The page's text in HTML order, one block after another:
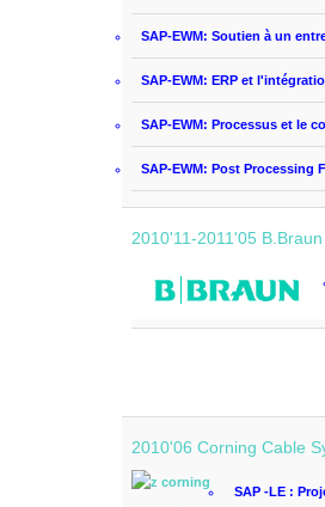
SAP-EWM: Soutien à un
SAP-EWM: ERP et
SAP-EWM: Processus et le
SAP-EWM: Post Processing
2010'11-2011'05
2010'06 Corning Cable
SAP -LE : P